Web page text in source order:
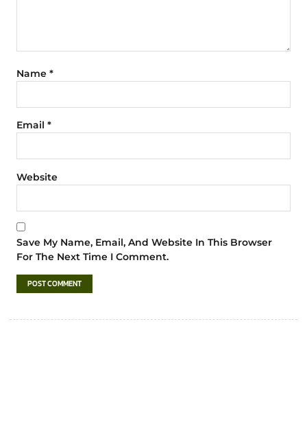
Name *
Email *
Website
Save My Name, Email, And Website In This Browser
For The Next Time I Comment.